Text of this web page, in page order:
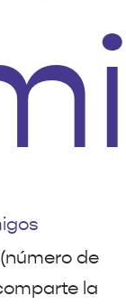
de
la